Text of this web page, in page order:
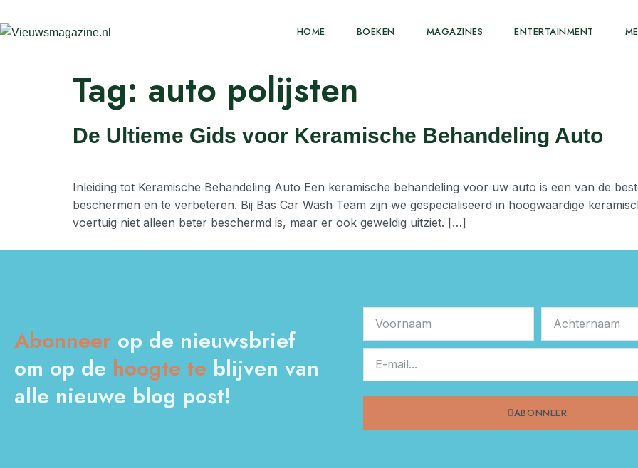
HOME BOEKEN MAGAZINES ENTERTAINMENT
Tag: auto polijsten
De Ultieme Gids voor Keramische Behandeling Auto
Inleiding tot Keramische Behandeling Auto Een keramische behandeling voor uw auto is een van de
beschermen en te verbeteren. Bij Bas Car Wash Team zijn we gespecialiseerd in hoogwaardige
voertuig niet alleen beter beschermd is, maar er ook geweldig uitziet. […]
Abonneer op de nieuwsbrief
om op de hoogte te blijven van
alle nieuwe blog post!
ABONNEER